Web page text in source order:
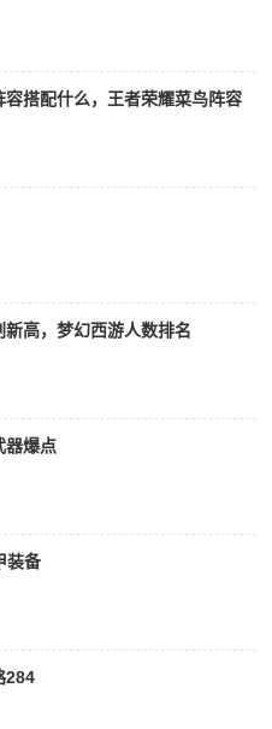
容搭配什么，王者荣耀菜鸟阵容
高，梦幻西游人数排名
器爆点
装备
284